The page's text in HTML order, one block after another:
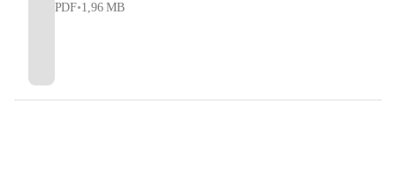
PDF•1,96 MB